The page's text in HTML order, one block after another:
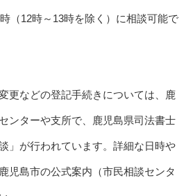
（12時～13時を除く）に相談可能で
更などの登記手続きについては、鹿
ンターや支所で、鹿児島県司法書士
」が行われています。詳細な日時や
児島市の公式案内（市民相談センタ